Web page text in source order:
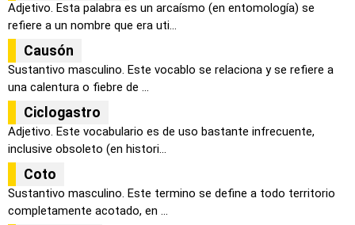
Adjetivo. Esta palabra es un arcaísmo (en entomología) se
refiere a un nombre que era uti...
Causón
Sustantivo masculino. Este vocablo se relaciona y se refiere a
una calentura o fiebre de ...
Ciclogastro
Adjetivo. Este vocabulario es de uso bastante infrecuente,
inclusive obsoleto (en histori...
Coto
Sustantivo masculino. Este termino se define a todo territorio
completamente acotado, en ...